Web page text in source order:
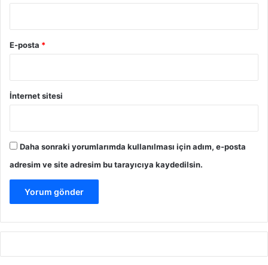
E-posta *
İnternet sitesi
Daha sonraki yorumlarımda kullanılması için adım, e-posta
adresim ve site adresim bu tarayıcıya kaydedilsin.